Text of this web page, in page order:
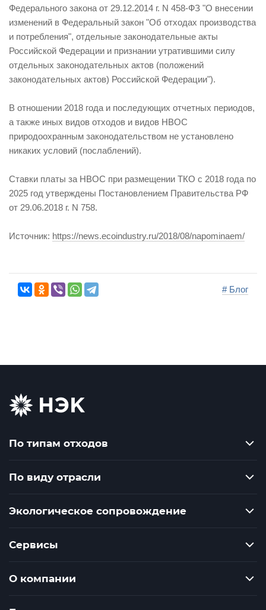
Федерального закона от 29.12.2014 г. N 458-ФЗ "О внесении
изменений в Федеральный закон "Об отходах производства
и потребления", отдельные законодательные акты
Российской Федерации и признании утратившими силу
отдельных законодательных актов (положений
законодательных актов) Российской Федерации").
В отношении 2018 года и последующих отчетных периодов,
а также иных видов отходов и видов НВОС
природоохранным законодательством не установлено
никаких условий (послаблений).
Ставки платы за НВОС при размещении ТКО с 2018 года по
2025 год утверждены Постановлением Правительства РФ
от 29.06.2018 г. N 758.
Источник: https://news.ecoindustry.ru/2018/08/napominaem/
# Блог
По типам отходов
По виду отрасли
Экологическое сопровождение
Сервисы
О компании